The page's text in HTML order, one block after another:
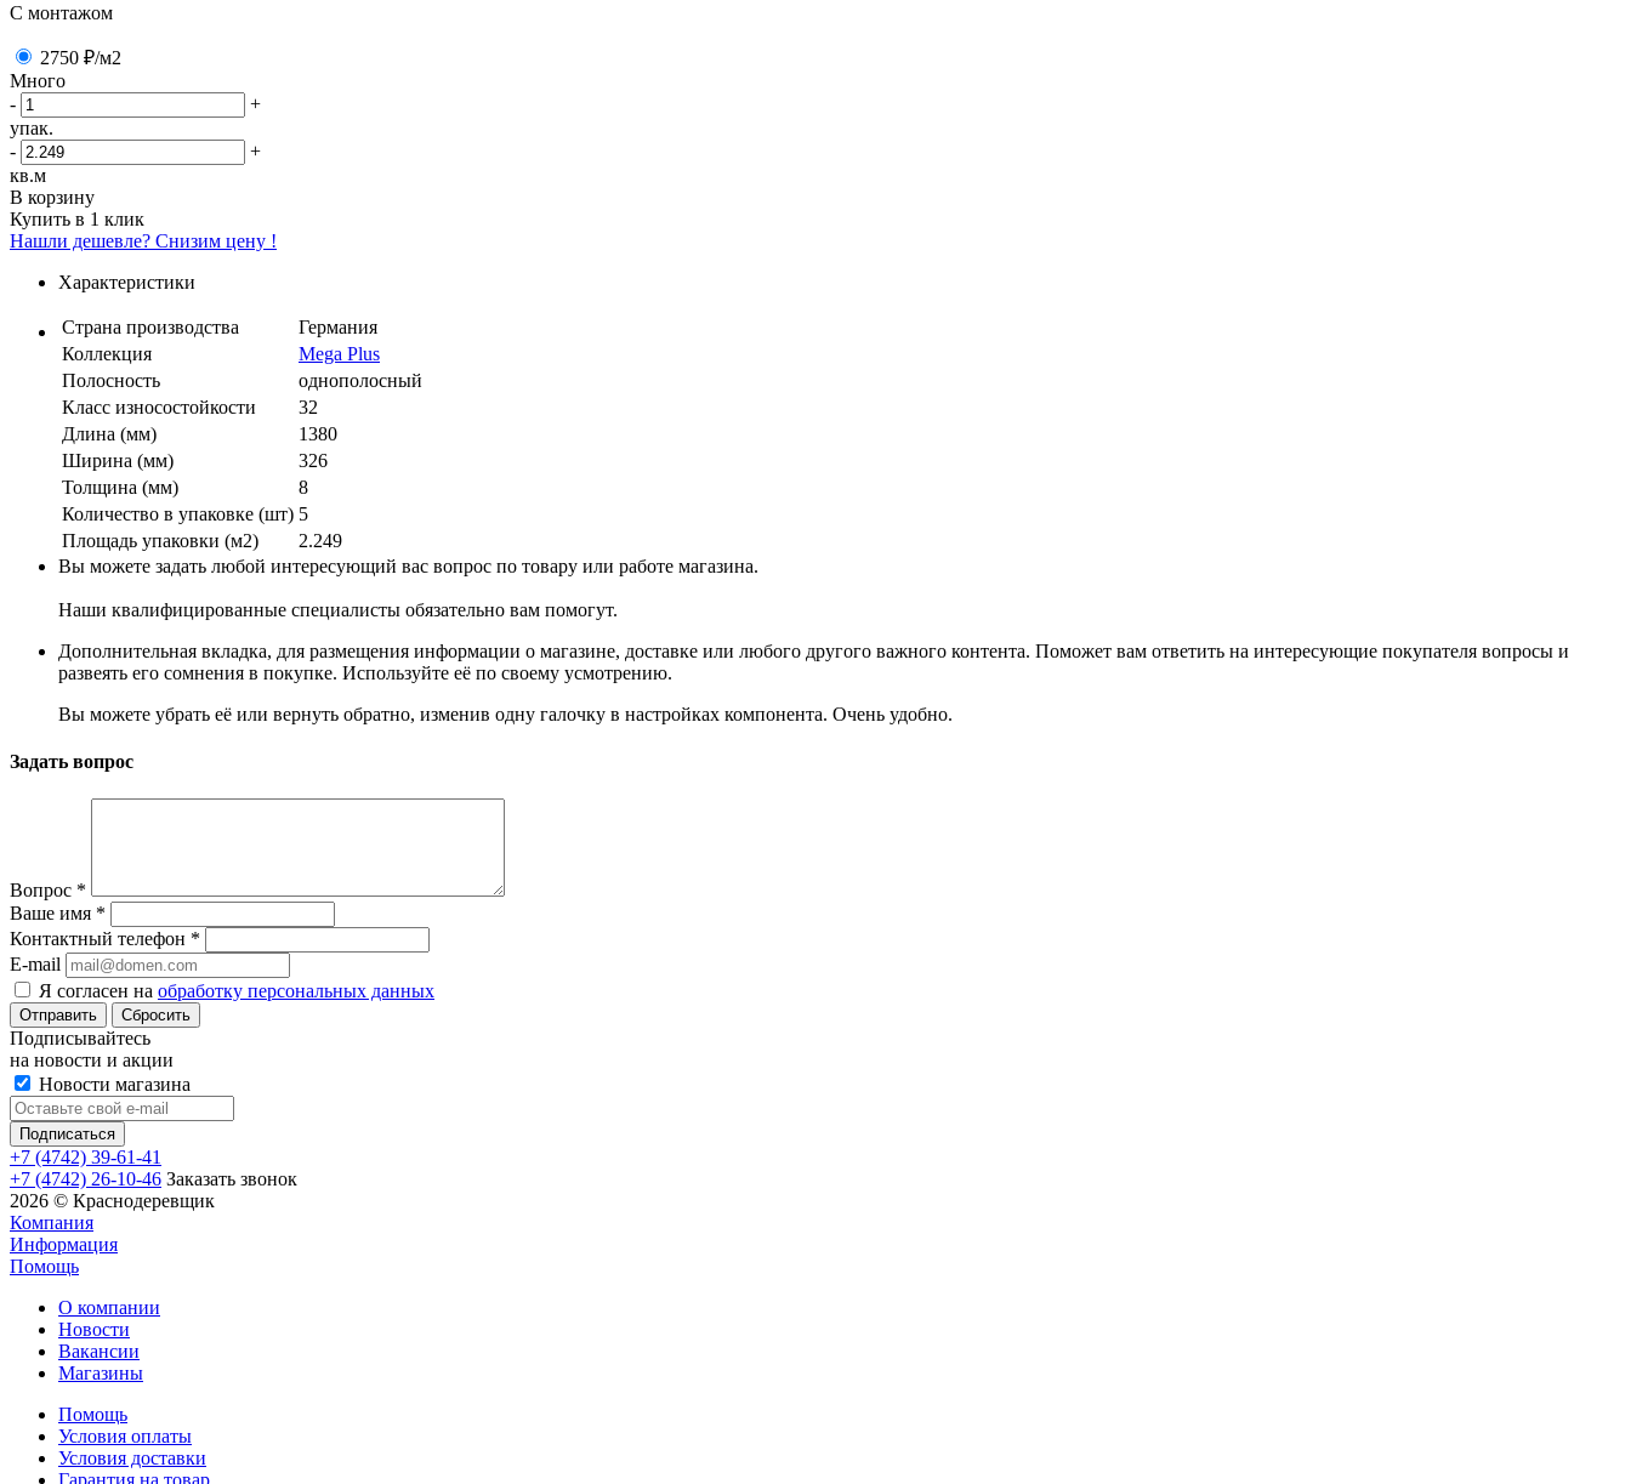
C монтажом
2750 ₽/м2
Много
-
+
упак.
-
+
кв.м
В корзину
Купить в 1 клик
Нашли дешевле? Снизим цену !
Характеристики
Страна производства
Германия
Коллекция
Mega Plus
Полосность
однополосный
Класс износостойкости
32
Длина (мм)
1380
Ширина (мм)
326
Толщина (мм)
8
Количество в упаковке (шт) 5
Площадь упаковки (м2)
2.249
Вы можете задать любой интересующий вас вопрос по товару или работе магазина.
Наши квалифицированные специалисты обязательно вам помогут.
Дополнительная вкладка, для размещения информации о магазине, доставке или любого другого важного контента. Поможет вам ответить на интересующие покупателя вопросы и
развеять его сомнения в покупке. Используйте её по своему усмотрению.
Вы можете убрать её или вернуть обратно, изменив одну галочку в настройках компонента. Очень удобно.
Задать вопрос
Вопрос *
Ваше имя *
Контактный телефон *
E-mail
Я согласен на обработку персональных данных
Сбросить
Подписывайтесь
на новости и акции
Новости магазина
+7 (4742) 39-61-41
+7 (4742) 26-10-46 Заказать звонок
2026 © Краснодеревщик
Компания
Информация
Помощь
О компании
Новости
Вакансии
Магазины
Помощь
Условия оплаты
Условия доставки